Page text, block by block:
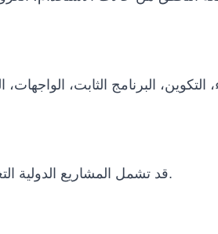
التكوين، البرنامج الثابت،
قد تشمل المشاريع الدولية التغليف، النقل، وثائق الاستيراد، متطلبات الطاقة، التدريب عن بعد، دعم التشغيل وخطة الصيانة.